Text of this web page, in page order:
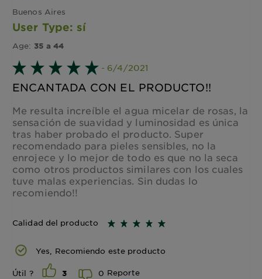
Buenos Aires
User Type: sí
Age: 35 a 44
- 6/4/2021
ENCANTADA CON EL PRODUCTO!!
Me resulta increíble el agua micelar de rosas, la
sensación de suavidad y luminosidad es única
tras haber probado el producto. Super
recomendado para pieles sensibles, no la
enrojece y lo mejor de todo es que no la seca
como otros productos similares con los cuales
tuve malas experiencias. Sin dudas lo
recomiendo!!
Calidad del producto
Yes, Recomiendo este producto
Útil ? 3 0 Reporte